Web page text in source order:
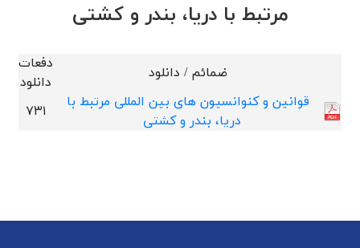
مرتبط با دریا، بندر و کشتی
ضمائم / دانلود
دفعات
دانلود
قوانین و کنوانسیون های بین المللی مرتبط با
دریا، بندر و کشتی
۷۳۱